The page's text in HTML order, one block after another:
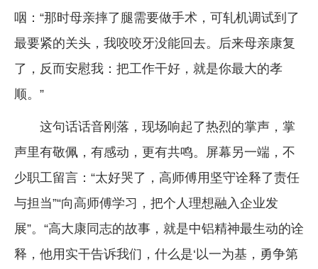
咽：“那时母亲摔了腿需要做手术，可轧机调试到了
最要紧的关头，我咬咬牙没能回去。后来母亲康复
了，反而安慰我：把工作干好，就是你最大的孝
顺。”
这句话话音刚落，现场响起了热烈的掌声，掌
声里有敬佩，有感动，更有共鸣。屏幕另一端，不
少职工留言：“太好哭了，高师傅用坚守诠释了责任
与担当”“向高师傅学习，把个人理想融入企业发
展”。“高大康同志的故事，就是中铝精神最生动的诠
释，他用实干告诉我们，什么是‘以一为基，勇争第